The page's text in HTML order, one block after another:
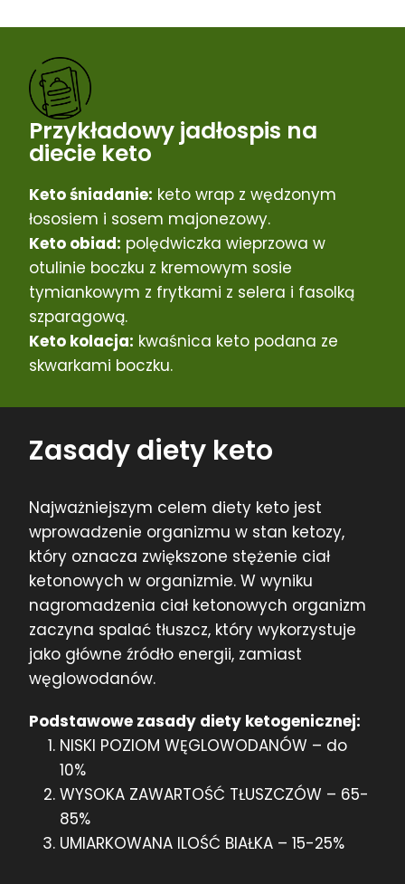
Przykładowy jadłospis na
diecie keto
Keto śniadanie: keto wrap z wędzonym
łososiem i sosem majonezowy.
Keto obiad: polędwiczka wieprzowa w
otulinie boczku z kremowym sosie
tymiankowym z frytkami z selera i fasolką
szparagową.
Keto kolacja: kwaśnica keto podana ze
skwarkami boczku.
Zasady diety keto
Najważniejszym celem diety keto jest
wprowadzenie organizmu w stan ketozy,
który oznacza zwiększone stężenie ciał
ketonowych w organizmie. W wyniku
nagromadzenia ciał ketonowych organizm
zaczyna spalać tłuszcz, który wykorzystuje
jako główne źródło energii, zamiast
węglowodanów.
Podstawowe zasady diety ketogenicznej:
NISKI POZIOM WĘGLOWODANÓW – do
10%
WYSOKA ZAWARTOŚĆ TŁUSZCZÓW – 65-
85%
UMIARKOWANA ILOŚĆ BIAŁKA – 15-25%